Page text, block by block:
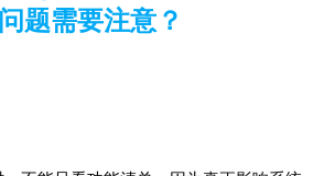
题需要注意？